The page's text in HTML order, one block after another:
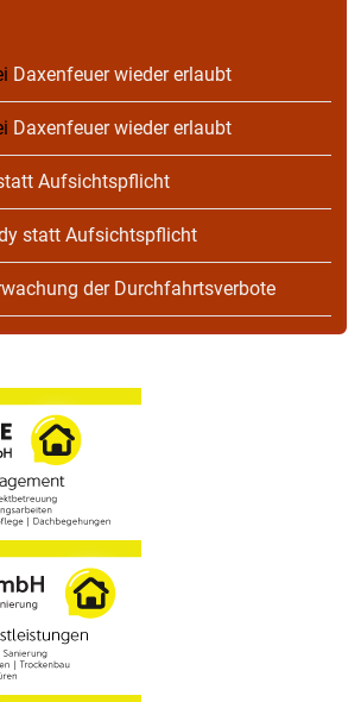
Daxenfeuer wieder erlaubt
Daxenfeuer wieder erlaubt
Aufsichtspflicht
statt Aufsichtspflicht
der Durchfahrtsverbote